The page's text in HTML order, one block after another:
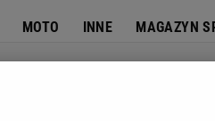
MOTO INNE MAGAZYN